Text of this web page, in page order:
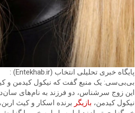
پایگاه خبری تحلیلی انتخاب (Entekhab.ir) :
بی‌بی‌سی: یک منبع گفت که نیکول کیدمن و کیث اربن پس از نزدیک به
این زوج سرشناس، دو فرزند به نام‌های سان‌دی رز ۱۷ ساله و فیث مارگارت ۱۴
نیکول کیدمن، بازیگر برنده اسکار و کیث اربن،